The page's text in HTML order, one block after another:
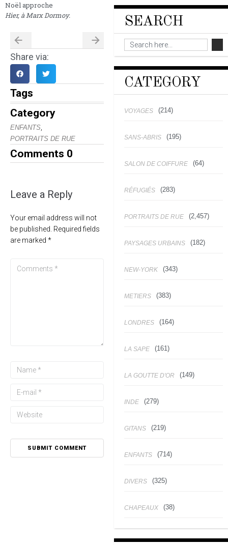
Noël approche
Hier, à Marx Dormoy.
Share via:
Tags
Category
ENFANTS,
PORTRAITS DE RUE
Comments 0
Leave a Reply
Your email address will not
be published. Required fields
are marked *
SEARCH
CATEGORY
VOYAGES (214)
SANS-ABRIS (195)
SALON DE COIFFURE (64)
RÉFUGIÉS (283)
PORTRAITS DE RUE (2,457)
PAYSAGES URBAINS (182)
NEW-YORK (343)
METIERS (383)
LONDRES (164)
LA SAPE (161)
LA GOUTTE D'OR (149)
INDE (279)
GITANS (219)
ENFANTS (714)
DIVERS (325)
CHAPEAUX (38)